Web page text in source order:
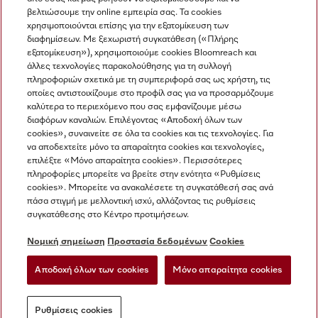
Η εταιρεία μας
Όροι και Προϋποθέσεις
Προστασία δεδομένων
Όροι Χρήσης
Δήλωση Προσβασιμότητας
Νόμος για τις ψηφιακές υπηρεσίες
Ρυθμίσεις cookies
Miele στο Instagram
Miele στο Facebook
Miele στο Youtube
βελτιώσουμε την online εμπειρία σας. Τα cookies
χρησιμοποιούνται επίσης για την εξατομίκευση των
διαφημίσεων. Με ξεχωριστή συγκατάθεση («Πλήρης
εξατομίκευση»), χρησιμοποιούμε cookies Bloomreach και
άλλες τεχνολογίες παρακολούθησης για τη συλλογή
πληροφοριών σχετικά με τη συμπεριφορά σας ως χρήστη, τις
οποίες αντιστοιχίζουμε στο προφίλ σας για να προσαρμόζουμε
καλύτερα το περιεχόμενο που σας εμφανίζουμε μέσω
διαφόρων καναλιών. Επιλέγοντας «Αποδοχή όλων των
cookies», συναινείτε σε όλα τα cookies και τις τεχνολογίες. Για
να αποδεχτείτε μόνο τα απαραίτητα cookies και τεχνολογίες,
επιλέξτε «Μόνο απαραίτητα cookies». Περισσότερες
πληροφορίες μπορείτε να βρείτε στην ενότητα «Ρυθμίσεις
cookies». Μπορείτε να ανακαλέσετε τη συγκατάθεσή σας ανά
πάσα στιγμή με μελλοντική ισχύ, αλλάζοντας τις ρυθμίσεις
συγκατάθεσης στο Κέντρο προτιμήσεων.
Νομική σημείωση Προστασία δεδομένων Cookies
Αποδοχή όλων των cookies Μόνο απαραίτητα cookies
Ρυθμίσεις cookies